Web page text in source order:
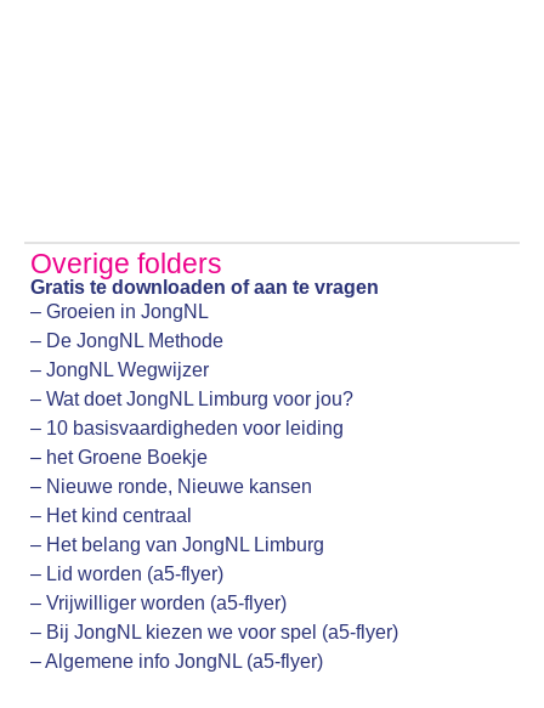
Overige folders
Gratis te downloaden of aan te vragen
– Groeien in JongNL
– De JongNL Methode
– JongNL Wegwijzer
– Wat doet JongNL Limburg voor jou?
– 10 basisvaardigheden voor leiding
– het Groene Boekje
– Nieuwe ronde, Nieuwe kansen
– Het kind centraal
– Het belang van JongNL Limburg
– Lid worden (a5-flyer)
– Vrijwilliger worden (a5-flyer)
– Bij JongNL kiezen we voor spel (a5-flyer)
– Algemene info JongNL (a5-flyer)